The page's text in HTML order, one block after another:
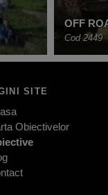
OFF
Cod 2449
SITE
Obiectivelor